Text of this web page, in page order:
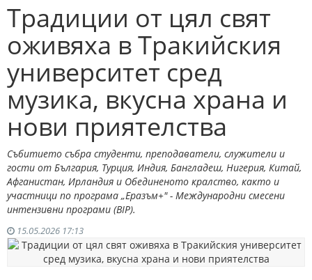
Традиции от цял свят
оживяха в Тракийския
университет сред
музика, вкусна храна и
нови приятелства
Събитието събра студенти, преподаватели, служители и
гости от България, Турция, Индия, Бангладеш, Нигерия, Китай,
Афганистан, Ирландия и Обединеното кралство, както и
участници по програма „Еразъм+" - Международни смесени
интензивни програми (BIP).
15.05.2026 17:13